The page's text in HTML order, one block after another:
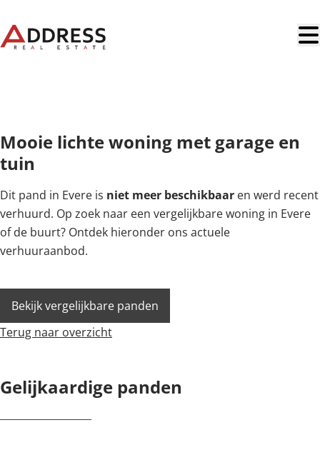
NIEUW
Mooie lichte woning met garage en
tuin
Dit pand in Evere is niet meer beschikbaar en werd recent
verhuurd. Op zoek naar een vergelijkbare woning in Evere
of de buurt? Ontdek hieronder ons actuele
verhuuraanbod.
Bekijk vergelijkbare panden
Terug naar overzicht
Gelijkaardige panden